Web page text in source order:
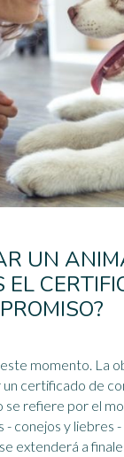
UN
EL
La obligación de
certificado de
refiere por el
perros - gatos - conejos y liebres - hurones.
extenderá a